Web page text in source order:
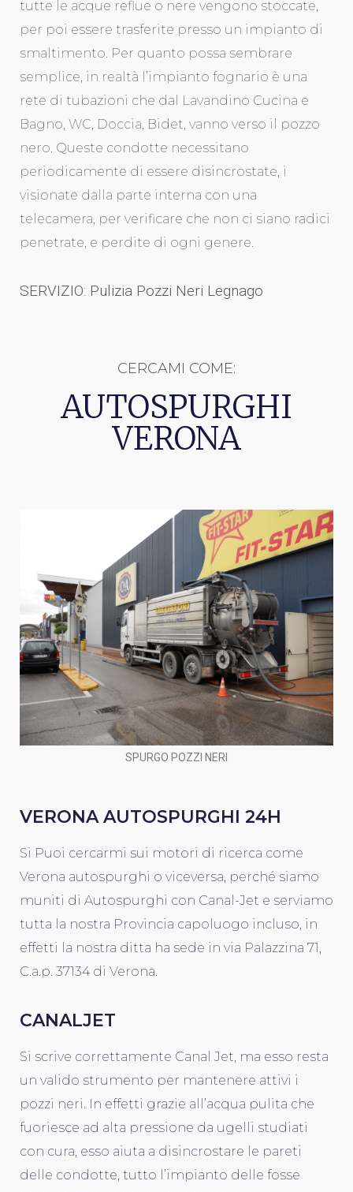
tutte le acque reflue o nere vengono stoccate,
per poi essere trasferite presso un impianto di
smaltimento. Per quanto possa sembrare
semplice, in realtà l’impianto fognario è una
rete di tubazioni che dal Lavandino Cucina e
Bagno, WC, Doccia, Bidet, vanno verso il pozzo
nero. Queste condotte necessitano
periodicamente di essere disincrostate, i
visionate dalla parte interna con una
telecamera, per verificare che non ci siano radici
penetrate, e perdite di ogni genere.
SERVIZIO: Pulizia Pozzi Neri Legnago
CERCAMI COME:
AUTOSPURGHI
VERONA
SPURGO POZZI NERI
VERONA AUTOSPURGHI 24H
Si Puoi cercarmi sui motori di ricerca come
Verona autospurghi o viceversa, perché siamo
muniti di Autospurghi con Canal-Jet e serviamo
tutta la nostra Provincia capoluogo incluso, in
effetti la nostra ditta ha sede in via Palazzina 71,
C.a.p. 37134 di Verona.
CANALJET
Si scrive correttamente Canal Jet, ma esso resta
un valido strumento per mantenere attivi i
pozzi neri. In effetti grazie all’acqua pulita che
fuoriesce ad alta pressione da ugelli studiati
con cura, esso aiuta a disincrostare le pareti
delle condotte, tutto l’impianto delle fosse